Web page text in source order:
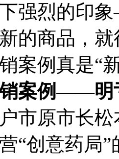
强烈的印
的商品，
例真是“新
案例——明
原市长松
“创意药局